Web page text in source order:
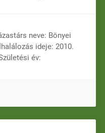
neve: Bönyei
ideje: 2010.
év: